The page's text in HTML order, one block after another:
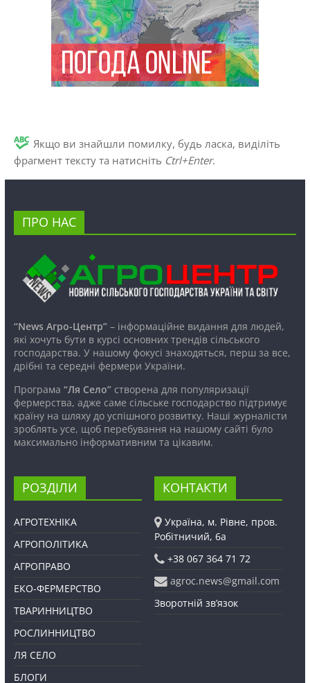
Якщо ви знайшли помилку, будь ласка, виділіть
фрагмент тексту та натисніть Ctrl+Enter.
ПРО НАС
“News Агро-Центр”– інформаційне видання для людей,
які хочуть бути в курсі основних трендів сільського
господарства. У нашому фокусі знаходяться, перш за все,
дрібні та середні фермери України.
Програма “Ля Село”створена для популяризації
фермерства, адже саме сільське господарство підтримує
країну на шляху до успішного розвитку. Наші журналісти
зроблять усе, щоб перебування на нашому сайті було
максимально інформативним та цікавим.
РОЗДІЛИ
АГРОТЕХНІКА
АГРОПОЛІТИКА
АГРОПРАВО
ЕКО-ФЕРМЕРСТВО
ТВАРИННИЦТВО
РОСЛИННИЦТВО
ЛЯ СЕЛО
БЛОГИ
КОНТАКТИ
Україна, м. Рівне, пров.
Робітничий, 6а
+38 067 364 71 72
agroc.news@gmail.com
Зворотній зв’язок